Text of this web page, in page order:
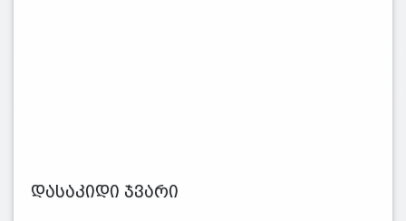
დასაკიდი ჯვარი